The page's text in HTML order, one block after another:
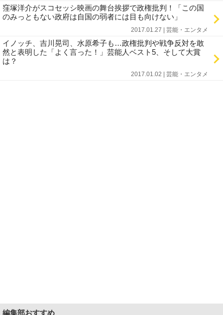
窪塚洋介がスコセッシ映画の舞台挨拶で政権批判！「この国
のみっともない政府は自国の弱者には目も向けない」
2017.01.27 | 芸能・エンタメ
イノッチ、吉川晃司、水原希子も…政権批判や戦争反対を敢
然と表明した「よく言った！」芸能人ベスト5、そして大賞
は？
2017.01.02 | 芸能・エンタメ
編集部おすすめ